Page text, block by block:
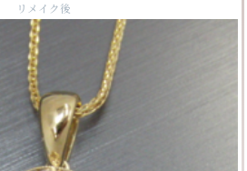
リメイク後